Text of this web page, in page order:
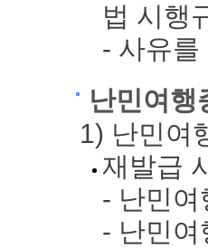
법 시행
- 사유를
난민여행
1) 난민여
재발급
- 난민
- 난민